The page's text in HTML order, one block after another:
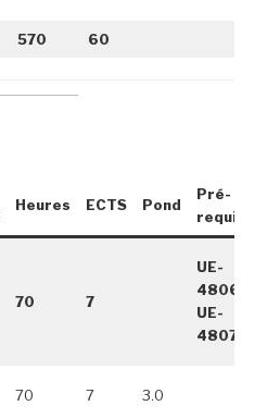
570 60
Heures ECTS Pond
Pré-
requis
70 7
UE-
4806,
UE-
4807
70 7 3.0